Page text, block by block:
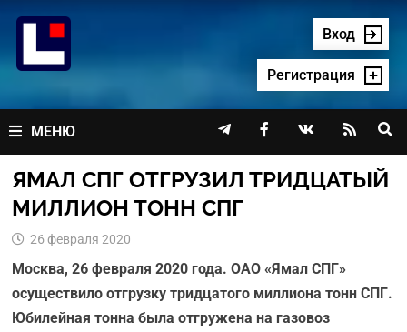
содержимому
Вход
Регистрация
МЕНЮ    
ЯМАЛ СПГ ОТГРУЗИЛ ТРИДЦАТЫЙ
МИЛЛИОН ТОНН СПГ
26 февраля 2020
Москва, 26 февраля 2020 года. ОАО «Ямал СПГ»
осуществило отгрузку тридцатого миллиона тонн СПГ.
Юбилейная тонна была отгружена на газовоз